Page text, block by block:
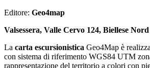
Editore: Geo4map
Valsessera, Valle Cervo 124, Biellese
La carta escursionistica Geo4Map è
con sistema di riferimento WGS84 UTM
rappresentazione del territorio a colori con